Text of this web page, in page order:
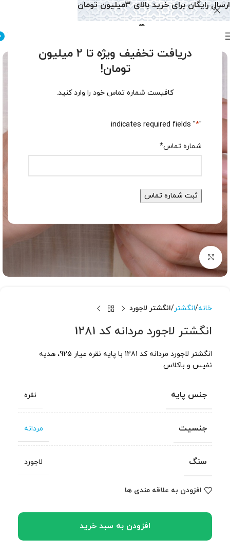
دریافت تخفیف ویژه تا 2 میلیون
تومان!
کافیست شماره تماس خود را وارد کنید.
"
*
" indicates required fields
شماره تماس*
برای بزرگنمایی کلیک کنید
خانه انگشتر انگشتر لاجورد
انگشتر لاجورد مردانه کد 1281
انگشتر لاجورد مردانه کد 1281 با پایه نقره عیار 925، هدیه
نفیس و باکلاس
جنس پایه نقره
جنسیت مردانه
سنگ لاجورد
افزودن به علاقه مندی ها
افزودن به سبد خرید
ارسال رایگان برای خرید بالای 3میلیون تومان